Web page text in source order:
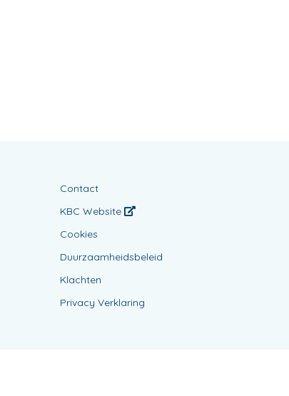
Contact
KBC Website
Cookies
Duurzaamheidsbeleid
Klachten
Privacy Verklaring